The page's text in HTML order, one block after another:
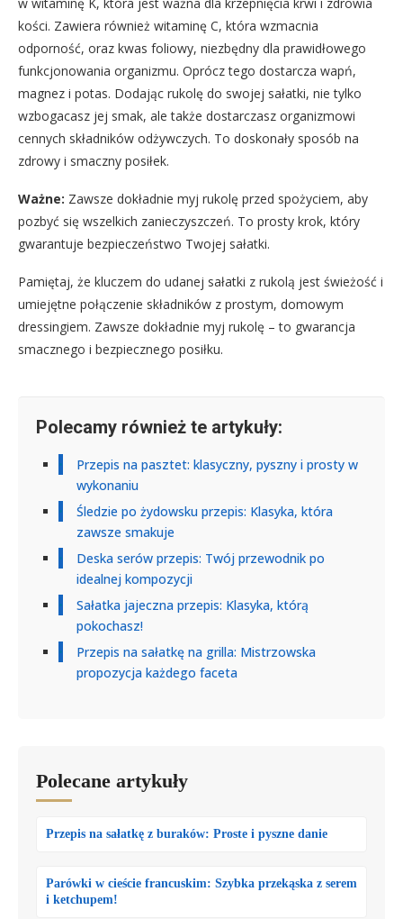
kości. Zawiera również witaminę C, która wzmacnia
odporność, oraz kwas foliowy, niezbędny dla prawidłowego
funkcjonowania organizmu. Oprócz tego dostarcza wapń,
magnez i potas. Dodając rukolę do swojej sałatki, nie tylko
wzbogacasz jej smak, ale także dostarczasz organizmowi
cennych składników odżywczych. To doskonały sposób na
zdrowy i smaczny posiłek.
Ważne: Zawsze dokładnie myj rukolę przed spożyciem, aby
pozbyć się wszelkich zanieczyszczeń. To prosty krok, który
gwarantuje bezpieczeństwo Twojej sałatki.
Pamiętaj, że kluczem do udanej sałatki z rukolą jest świeżość i
umiejętne połączenie składników z prostym, domowym
dressingiem. Zawsze dokładnie myj rukolę – to gwarancja
smacznego i bezpiecznego posiłku.
Polecamy również te artykuły:
Przepis na pasztet: klasyczny, pyszny i prosty w
wykonaniu
Śledzie po żydowsku przepis: Klasyka, która
zawsze smakuje
Deska serów przepis: Twój przewodnik po
idealnej kompozycji
Sałatka jajeczna przepis: Klasyka, którą
pokochasz!
Przepis na sałatkę na grilla: Mistrzowska
propozycja każdego faceta
Polecane artykuły
Przepis na sałatkę z buraków: Proste i pyszne danie
Parówki w cieście francuskim: Szybka przekąska z serem
i ketchupem!